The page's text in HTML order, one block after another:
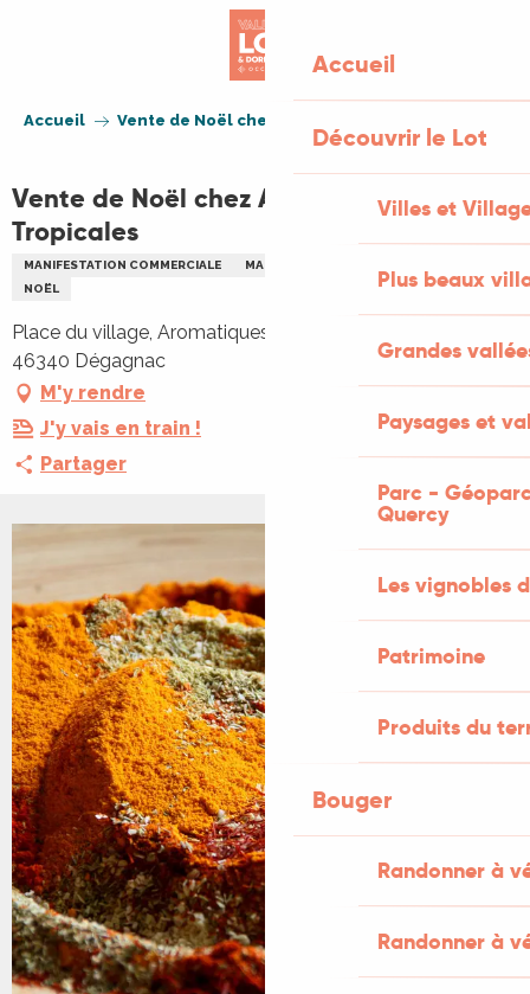
Accueil
Découvrir le Lot
Villes et
Plus beaux
Grandes
Paysages et
Parc -
Quercy
Les vignobles
Patrimoine
Produits du
Bouger
Randonner à
Randonner à
Accueil Vente de Noël chez Aromatiques Tropicales
Vente de Noël chez Aromatiques
Tropicales
MANIFESTATION COMMERCIALE MARCHÉ THÉMATIQUE
NOËL
Place du village, Aromatiques Tropicales, Place du village,
46340 Dégagnac
M'y rendre
J'y vais en train !
Partager